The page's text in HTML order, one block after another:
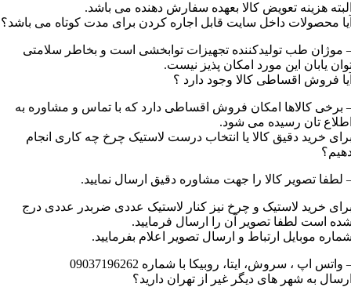
هزینه تعویض کالا بعهده سفارش دهنده می باشد.
محصولات داخل سایت قابل اجاره کردن برای مدت کوتاه می باشد؟
موژان طب تولیدکننده تجهیزات توابخشی است و بخاطر سلامتی
یابان این مورد امکان پذیز نیست.
فروش اقساطی کالا وجود دارد ؟
برخی کالاها امکان فروش اقساطی دارد که با تماس و مشاوره به
تان رسیده می شود.
خرید دقیق کالا یا انتخاب درست لاستیک چرخ چه کاری انجام
لطفا تصویر کالا را جهت مشاوره دقیق ارسال نمایید.
خرید لاستیک و چرخ نیز کنار لاستیک عددی ضربدر عددی درج
است لطفا تصویر آن را ارسال فرمایید.
موبایل ارتباط و ارسال تصویر اعلام بفرمایید.
واتس اپ ، سروش، ایتا، روبیکا با شماره 09037196262
به شهر های دیگر غیر از تهران دارید؟